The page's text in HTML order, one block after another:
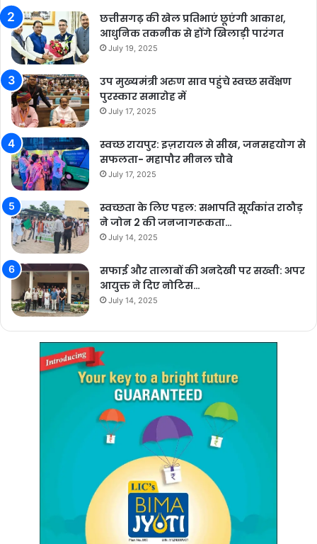
छत्तीसगढ़ की खेल प्रतिभाएं छूएंगी आकाश,
आधुनिक तकनीक से होंगे खिलाड़ी पारंगत
July 19, 2025
उप मुख्यमंत्री अरुण साव पहुंचे स्वच्छ सर्वेक्षण
पुरस्कार समारोह में
July 17, 2025
स्वच्छ रायपुर: इज़रायल से सीख, जनसहयोग से
सफलता- महापौर मीनल चौबे
July 17, 2025
स्वच्छता के लिए पहल: सभापति सूर्यकांत राठौड़
ने जोन 2 की जनजागरूकता…
July 14, 2025
सफाई और तालाबों की अनदेखी पर सख्ती: अपर
आयुक्त ने दिए नोटिस…
July 14, 2025